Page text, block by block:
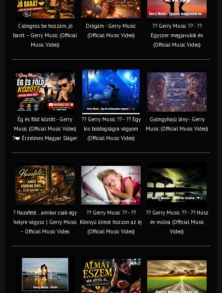
Csöngess be hozzám, jó
barát – Gerry Music (Official
Music Video)
Drágám - Gerry Music
(Official Music Video)
?? Gerry Music ?? - ??
Egyszer megjavulok én
(Official Music Video)
Ég és föld között - Gerry
Music (Official Music Video)
?❤️ Érzelmes Magyar Sláger
?? Gerry Music ?? - ?? Egy
kis boldogságra vágyom
(Official Music Video)
Gyöngyhajú lány - Gerry
Music (Official Music Video)
? Hazafelé… amikor csak egy
helyre vágysz | Gerry Music
– Official Music Video
?? Gerry Music ?? - ??
Könnyű álmot hozzon az éj
(Official Music Video)
?? Gerry Music ?? - ?? Húsz
év múlva (Official Music
Video)